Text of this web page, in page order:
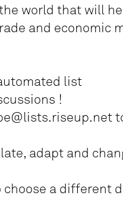
world that will
and economic
list
!
adapt and
a different